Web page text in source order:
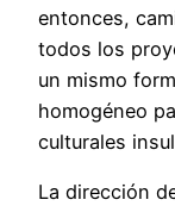
entonces,
todos los
un mismo
homogéneo
culturales
La dirección